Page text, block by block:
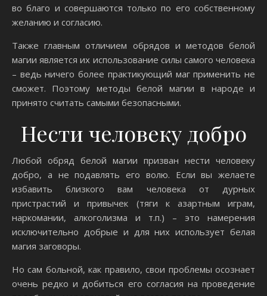
во благо и совершаются только по его собственному
желанию и согласию.
Также главным отличием обрядов и методов белой
магии является их использование силы самого человека
– ведь ничего более практикующий маг применить не
сможет. Поэтому методы белой магии в народе и
принято считать самыми безопасными.
Нести человеку добро
Любой обряд белой магии призван нести человеку
добро, а не подавлять его волю. Если вы желаете
избавить близкого вам человека от дурных
пристрастий и привычек (тяги к азартным играм,
наркомании, алкоголизма и т.п.) – это намерения
исключительно добрые и для них использует белая
магия заговоры.
Но сам больной, как правило, свои проблемы осознает
очень редко и добиться его согласия на проведение